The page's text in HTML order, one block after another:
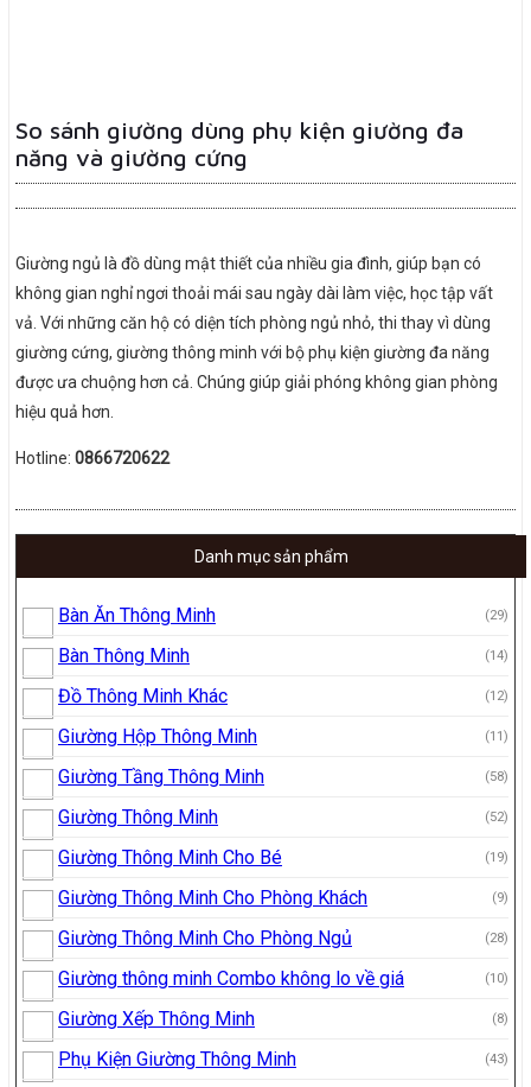
So sánh giường dùng phụ kiện giường đa
năng và giường cứng
Giường ngủ là đồ dùng mật thiết của nhiều gia đình, giúp bạn có
không gian nghỉ ngơi thoải mái sau ngày dài làm việc, học tập vất
vả. Với những căn hộ có diện tích phòng ngủ nhỏ, thi thay vì dùng
giường cứng, giường thông minh với bộ phụ kiện giường đa năng
được ưa chuộng hơn cả. Chúng giúp giải phóng không gian phòng
hiệu quả hơn.
Hotline: 0866720622
Danh mục sản phẩm
Bàn Ăn Thông Minh (29)
Bàn Thông Minh (14)
Đồ Thông Minh Khác (12)
Giường Hộp Thông Minh (11)
Giường Tầng Thông Minh (58)
Giường Thông Minh (52)
Giường Thông Minh Cho Bé (19)
Giường Thông Minh Cho Phòng Khách (9)
Giường Thông Minh Cho Phòng Ngủ (28)
Giường thông minh Combo không lo về giá (10)
Giường Xếp Thông Minh (8)
Phụ Kiện Giường Thông Minh (43)